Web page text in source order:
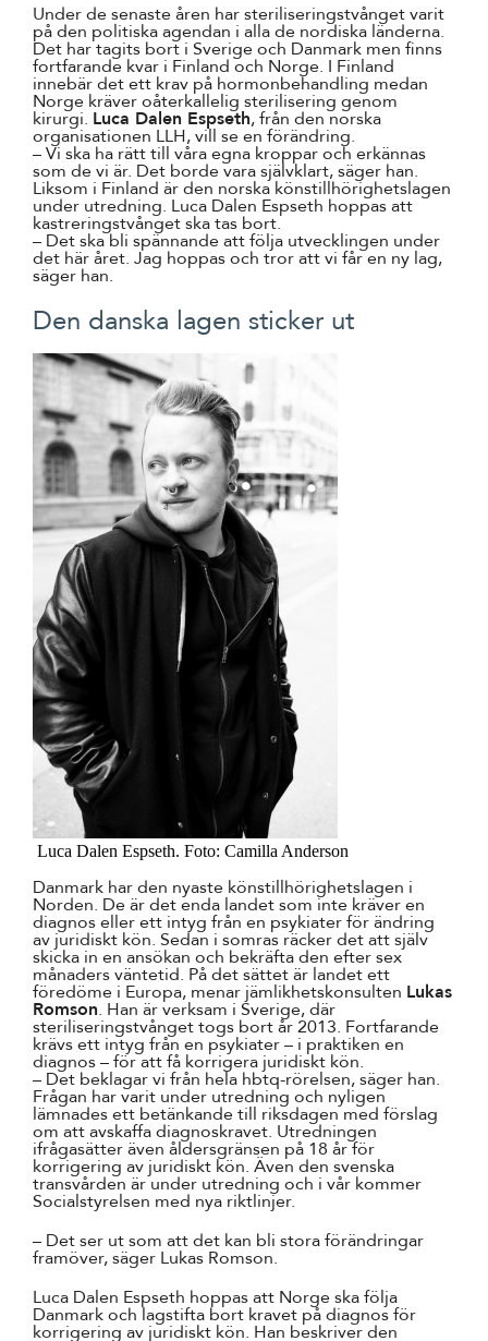
Under de senaste åren har steriliseringstvånget varit
på den politiska agendan i alla de nordiska länderna.
Det har tagits bort i Sverige och Danmark men finns
fortfarande kvar i Finland och Norge. I Finland
innebär det ett krav på hormonbehandling medan
Norge kräver oåterkallelig sterilisering genom
kirurgi. Luca Dalen Espseth, från den norska
organisationen LLH, vill se en förändring.
– Vi ska ha rätt till våra egna kroppar och erkännas
som de vi är. Det borde vara självklart, säger han.
Liksom i Finland är den norska könstillhörighetslagen
under utredning. Luca Dalen Espseth hoppas att
kastreringstvånget ska tas bort.
– Det ska bli spännande att följa utvecklingen under
det här året. Jag hoppas och tror att vi får en ny lag,
säger han.
Den danska lagen sticker ut
Luca Dalen Espseth. Foto: Camilla Anderson
Danmark har den nyaste könstillhörighetslagen i
Norden. De är det enda landet som inte kräver en
diagnos eller ett intyg från en psykiater för ändring
av juridiskt kön. Sedan i somras räcker det att själv
skicka in en ansökan och bekräfta den efter sex
månaders väntetid. På det sättet är landet ett
föredöme i Europa, menar jämlikhetskonsulten Lukas
Romson. Han är verksam i Sverige, där
steriliseringstvånget togs bort år 2013. Fortfarande
krävs ett intyg från en psykiater – i praktiken en
diagnos – för att få korrigera juridiskt kön.
– Det beklagar vi från hela hbtq-rörelsen, säger han.
Frågan har varit under utredning och nyligen
lämnades ett betänkande till riksdagen med förslag
om att avskaffa diagnoskravet. Utredningen
ifrågasätter även åldersgränsen på 18 år för
korrigering av juridiskt kön. Även den svenska
transvården är under utredning och i vår kommer
Socialstyrelsen med nya riktlinjer.
– Det ser ut som att det kan bli stora förändringar
framöver, säger Lukas Romson.
Luca Dalen Espseth hoppas att Norge ska följa
Danmark och lagstifta bort kravet på diagnos för
korrigering av juridiskt kön. Han beskriver den